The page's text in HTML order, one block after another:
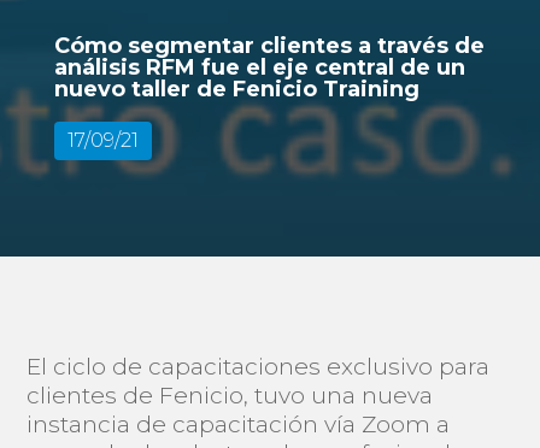
Cómo segmentar clientes a través de
análisis RFM fue el eje central de un
nuevo taller de Fenicio Training
17/09/21
El ciclo de capacitaciones exclusivo para
clientes de Fenicio, tuvo una nueva
instancia de capacitación vía Zoom a